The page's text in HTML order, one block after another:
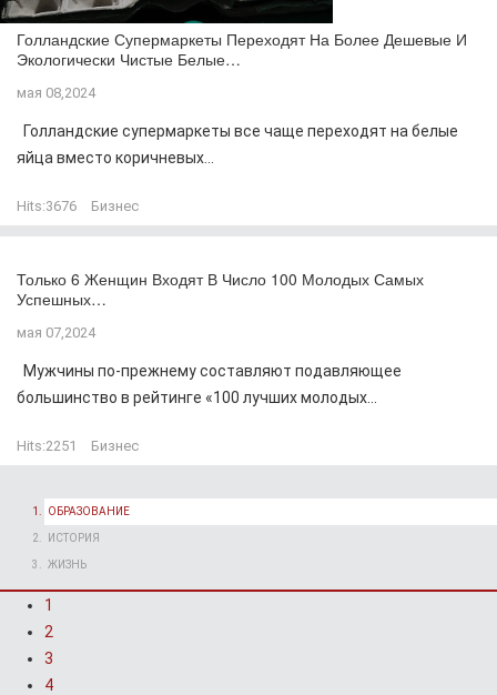
Голландские Супермаркеты Переходят На Более Дешевые И
Экологически Чистые Белые…
мая 08,2024
Голландские супермаркеты все чаще переходят на белые
яйца вместо коричневых...
Hits:3676 Бизнес
Только 6 Женщин Входят В Число 100 Молодых Самых
Успешных…
мая 07,2024
Мужчины по-прежнему составляют подавляющее
большинство в рейтинге «100 лучших молодых...
Hits:2251 Бизнес
ОБРАЗОВАНИЕ
ИСТОРИЯ
ЖИЗНЬ
1
2
3
4